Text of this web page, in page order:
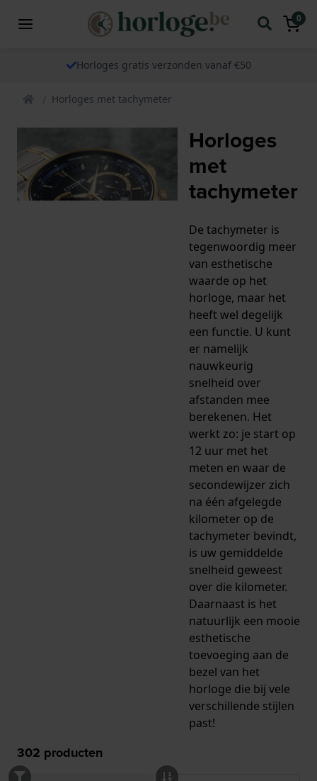
0
Horloges gratis verzonden vanaf €50
Horloges met tachymeter
Horloges
met
tachymeter
De tachymeter is
tegenwoordig meer
van esthetische
waarde op het
horloge, maar het
heeft wel degelijk
een functie. U kunt
er namelijk
nauwkeurig
snelheid over
afstanden mee
berekenen. Het
werkt zo: je start op
12 uur met het
meten en waar de
secondewijzer zich
na één afgelegde
kilometer op de
tachymeter bevindt,
is uw gemiddelde
snelheid geweest
over die kilometer.
Daarnaast is het
natuurlijk een mooie
esthetische
toevoeging aan de
bezel van het
horloge die bij vele
verschillende stijlen
past!
302 producten